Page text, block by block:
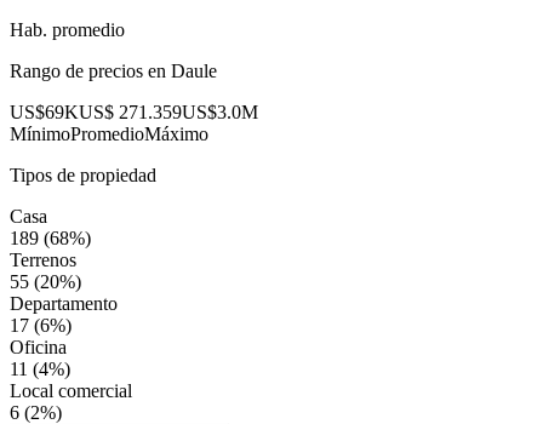
Hab. promedio
Rango de precios en Daule
US$69KUS$ 271.359US$3.0M
MínimoPromedioMáximo
Tipos de propiedad
Casa
189 (68%)
Terrenos
55 (20%)
Departamento
17 (6%)
Oficina
11 (4%)
Local comercial
6 (2%)